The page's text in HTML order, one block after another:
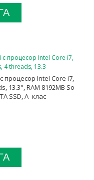
процесор Intel Core i7,
13.3", RAM 8192MB So-
SSD, A- клас